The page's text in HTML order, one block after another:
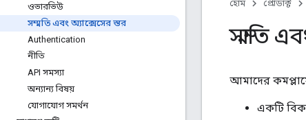
ওভারভিউ
সম্মতি এবং অ্যাক্সেসের স্তর
Authentication
নীতি
API সমস্যা
অন্যান্য বিষয়
যোগাযোগ সমর্থন
হোম প্রোডাক্ট
সম্মতি
আমাদের
একটি